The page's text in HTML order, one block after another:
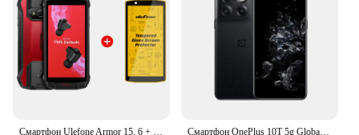
also eco-friendly, making it a sustainable choice for
those who value the environment. The iPhone 16 Oz
Oatmeal is a must-have for anyone looking for a
stylish, durable, and functional water bottle that
stands out in a sea of generic options.
Смартфон Ulefone Armor 15, 6 + 128 ГБ, 2,4 ГГц, Android 12, NFC Смартфон OnePlus 10T 5g Global Rom Snapdragon 8Gen1 SUPERVOOC Charge 4800 мАч 6,7-дюймовая AMOLED-камера 50 МП, используемый телефон